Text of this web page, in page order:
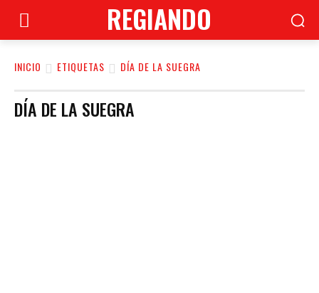
REGIANDO
INICIO ETIQUETAS DÍA DE LA SUEGRA
DÍA DE LA SUEGRA